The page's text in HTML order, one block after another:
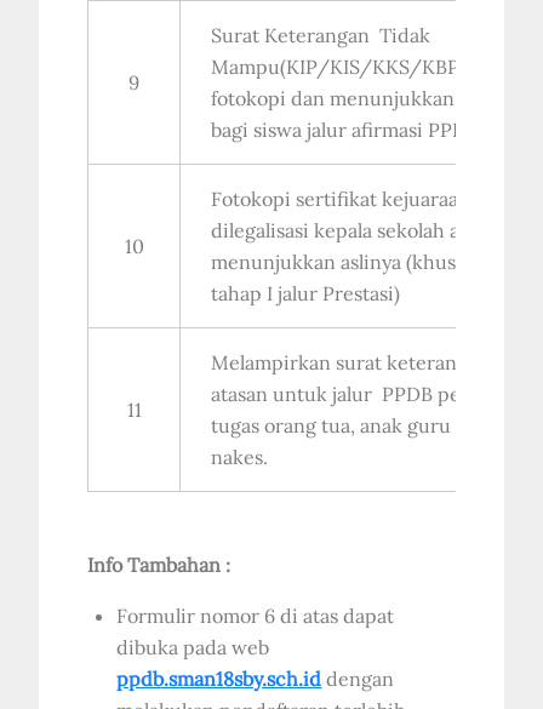
9
Surat Keterangan Tidak
Mampu(KIP/KIS/KKS/KBPTN/
fotokopi dan menunjukkan aslinya)
bagi siswa jalur afirmasi PPDB
10
Fotokopi sertifikat kejuaraan
dilegalisasi kepala sekolah asal dan
menunjukkan aslinya (khusus PPDB
tahap I jalur Prestasi)
11
Melampirkan surat keterangan dari
atasan untuk jalur PPDB
tugas orang tua, anak guru dan anak
nakes.
Info Tambahan :
Formulir nomor 6 di atas dapat
dibuka pada web
ppdb.sman18sby.sch.id dengan